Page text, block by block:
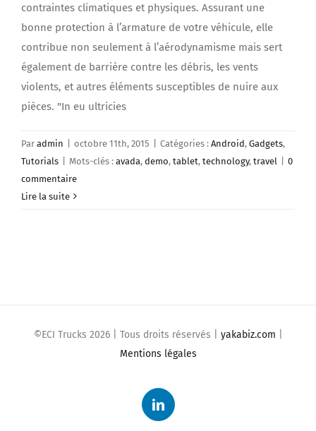
contraintes climatiques et physiques. Assurant une
bonne protection à l’armature de votre véhicule, elle
contribue non seulement à l’aérodynamisme mais sert
également de barrière contre les débris, les vents
violents, et autres éléments susceptibles de nuire aux
pièces. "In eu ultricies
Par admin octobre 11th, 2015 Catégories : Android, Gadgets,
Tutorials
Mots-clés : avada, demo, tablet, technology, travel
0
commentaire
Lire la suite
©ECI Trucks 2026 | Tous droits réservés | yakabiz.com
Mentions légales
LinkedIn